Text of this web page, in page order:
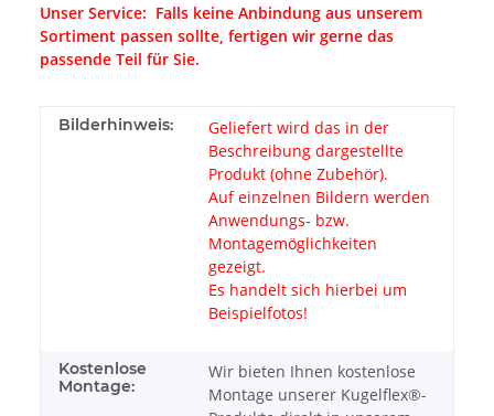
Unser Service: Falls keine Anbindung aus unserem
Sortiment passen sollte, fertigen wir gerne das
passende Teil für Sie.
Bilderhinweis:
Geliefert wird das in der
Beschreibung dargestellte
Produkt (ohne Zubehör).
Auf einzelnen Bildern werden
Anwendungs- bzw.
Montagemöglichkeiten
gezeigt.
Es handelt sich hierbei um
Beispielfotos!
Kostenlose
Montage:
Wir bieten Ihnen kostenlose
Montage unserer Kugelflex®-